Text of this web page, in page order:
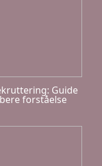
Guide
forståelse